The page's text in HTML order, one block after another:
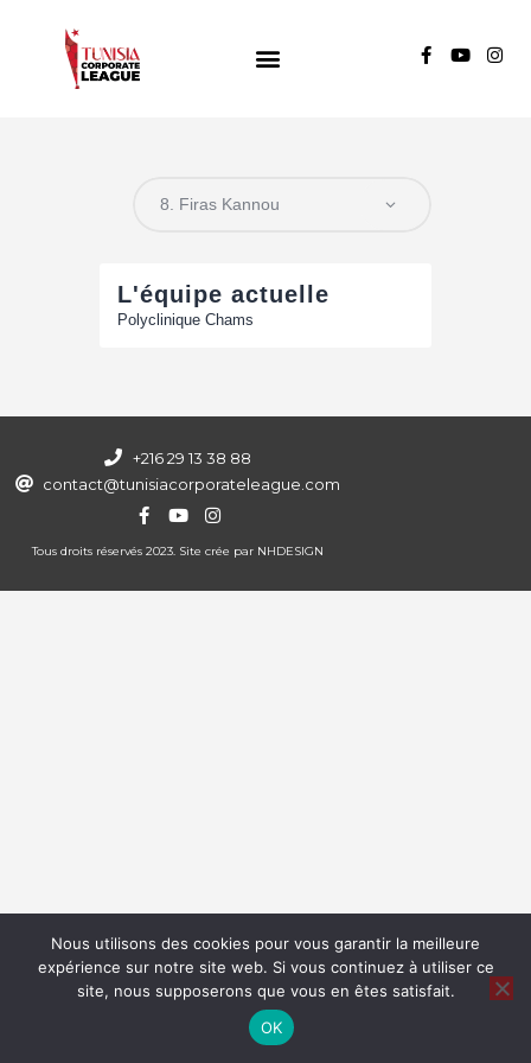
TUNISIA CORPORATE LEAGUE
Groupe B
L'équipe actuelle
Polyclinique Chams
+216 29 13 38 88
contact@tunisiacorporateleague.com
Tous droits réservés 2023. Site crée par NHDESIGN
Nous utilisons des cookies pour vous garantir la meilleure
expérience sur notre site web. Si vous continuez à utiliser ce
site, nous supposerons que vous en êtes satisfait.
OK